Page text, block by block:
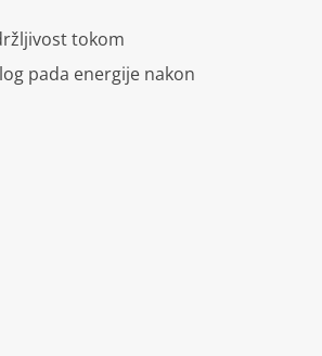
tokom
pada energije nakon